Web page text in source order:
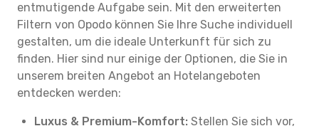
entmutigende Aufgabe sein. Mit den erweiterten
Filtern von Opodo können Sie Ihre Suche individuell
gestalten, um die ideale Unterkunft für sich zu
finden. Hier sind nur einige der Optionen, die Sie in
unserem breiten Angebot an Hotelangeboten
entdecken werden:
Luxus & Premium-Komfort: Stellen Sie sich vor,